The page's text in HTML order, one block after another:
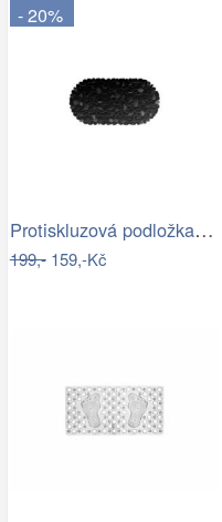
- 20%
Protiskluzová podložka do koupelny…
199,-159,-Kč